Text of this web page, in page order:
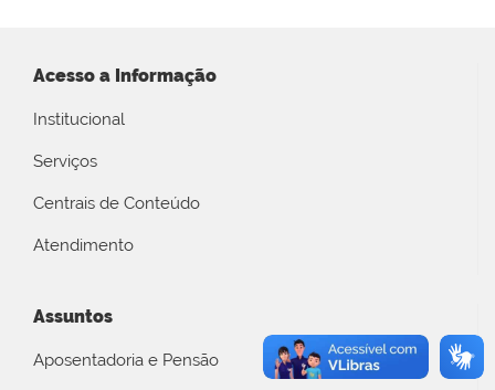
Acesso a Informação
Institucional
Serviços
Centrais de Conteúdo
Atendimento
Assuntos
Aposentadoria e Pensão